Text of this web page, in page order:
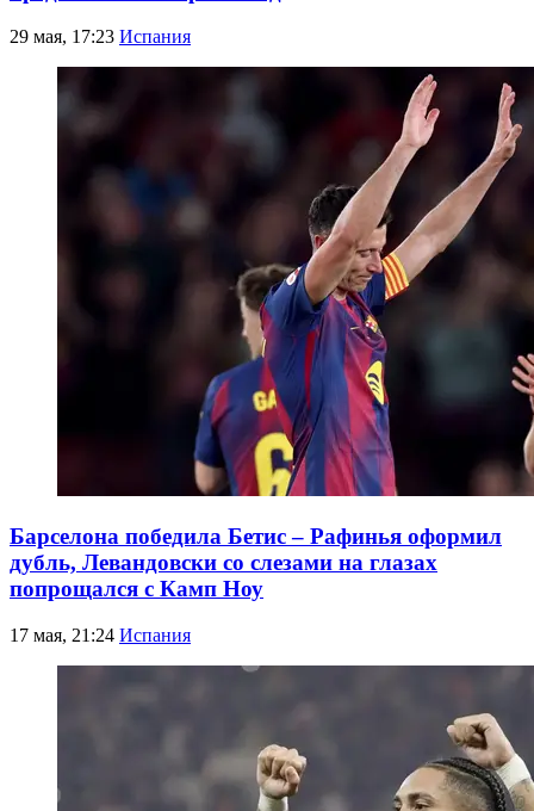
29 мая, 17:23 Испания
Барселона победила Бетис – Рафинья оформил
дубль, Левандовски со слезами на глазах
попрощался с Камп Ноу
17 мая, 21:24 Испания